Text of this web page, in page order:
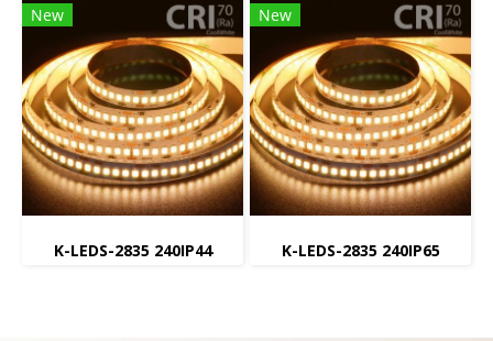
New
K-LEDS-2835 240IP44
New
K-LEDS-2835 240IP65